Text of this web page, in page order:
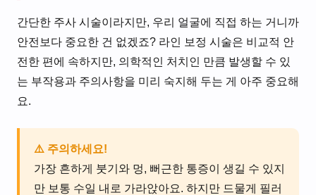
간단한 주사 시술이라지만, 우리 얼굴에 직접 하는 거니까
안전보다 중요한 건 없겠죠? 라인 보정 시술은 비교적 안
전한 편에 속하지만, 의학적인 처치인 만큼 발생할 수 있
는 부작용과 주의사항을 미리 숙지해 두는 게 아주 중요해
요.
⚠️ 주의하세요!
가장 흔하게 붓기와 멍, 뻐근한 통증이 생길 수 있지
만 보통 수일 내로 가라앉아요. 하지만 드물게 필러